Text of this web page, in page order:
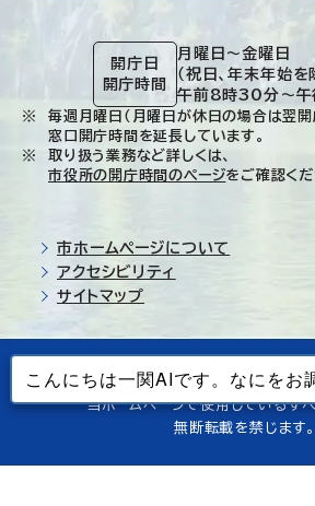
開庁日
開庁時間
月曜日～金曜日
（祝日、年末年始を
午前8時30分～
毎週月曜日（月曜日が休日の場合は翌開
窓口開庁時間を延長しています。
取り扱う業務など詳しくは、
市役所の開庁時間のページをご確認くだ
市ホームページについて
アクセシビリティ
サイトマップ
© Ichinoseki-city. All
当ホームページで使用しているす
無断転載を禁じます。